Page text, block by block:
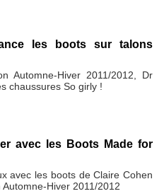
les boots sur talons
Automne-Hiver 2011/2012, Dr
chaussures So girly !
avec les Boots Made for
avec les boots de Claire Cohen
Hiver 2011/2012